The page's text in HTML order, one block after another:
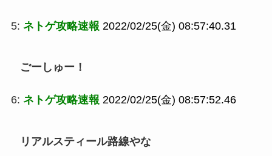
5: ネトゲ攻略速報 2022/02/25(金) 08:57:40.31
ごーしゅー！
6: ネトゲ攻略速報 2022/02/25(金) 08:57:52.46
リアルスティール路線やな